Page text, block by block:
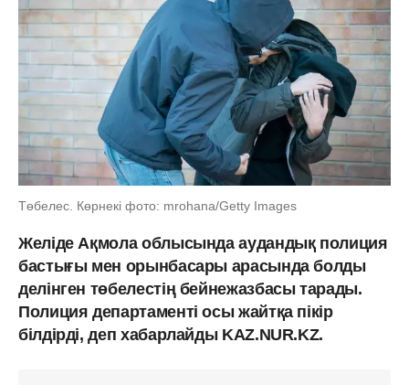
Төбелес. Көрнекі фото: mrohana/Getty Images
Желіде Ақмола облысында аудандық полиция
бастығы мен орынбасары арасында болды
делінген төбелестің бейнежазбасы тарады.
Полиция департаменті осы жайтқа пікір
білдірді, деп хабарлайды KAZ.NUR.KZ.